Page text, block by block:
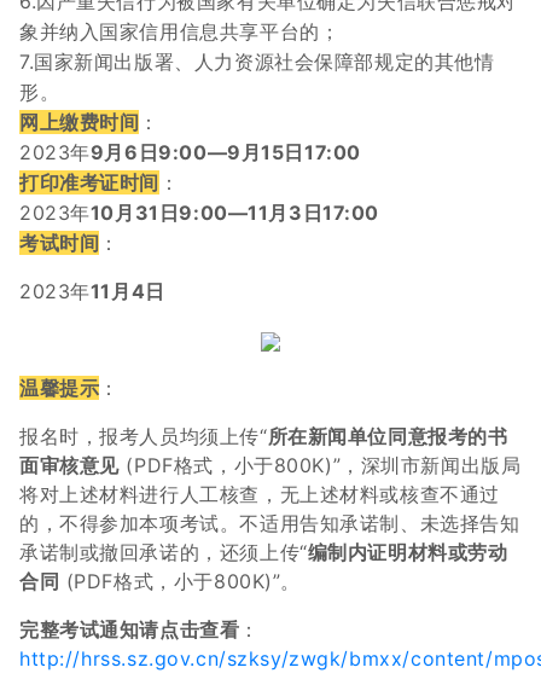
象并纳入国家信用信息共享平台的；
7.国家新闻出版署、人力资源社会保障部规定的其他情
形。
网上缴费时间 ：
2023年9月6日9:00—9月15日17:00
打印准考证时间 ：
2023年10月31日9:00—11月3日17:00
考试时间 ：
2023年11月4日
温馨提示 ：
报名时，报考人员均须上传“所在新闻单位同意报考的书
面审核意见(PDF格式，小于800K)”，深圳市新闻出版局
将对上述材料进行人工核查，无上述材料或核查不通过
的，不得参加本项考试。不适用告知承诺制、未选择告知
承诺制或撤回承诺的，还须上传“编制内证明材料或劳动
合同 (PDF格式，小于800K)”。
完整考试通知请点击查看 ：
http://hrss.sz.gov.cn/szksy/zwgk/bmxx/content/